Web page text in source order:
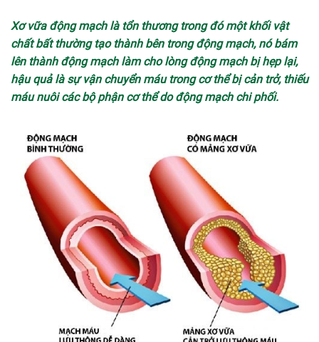
Xơ vữa động mạch là tổn thương trong đó một khối vật
chất bất thường tạo thành bên trong động mạch, nó bám
lên thành động mạch làm cho lòng động mạch bị hẹp lại,
hậu quả là sự vận chuyển máu trong cơ thể bị cản trở, thiếu
máu nuôi các bộ phận cơ thể do động mạch chi phối.